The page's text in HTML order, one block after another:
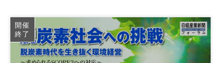
開催
終了